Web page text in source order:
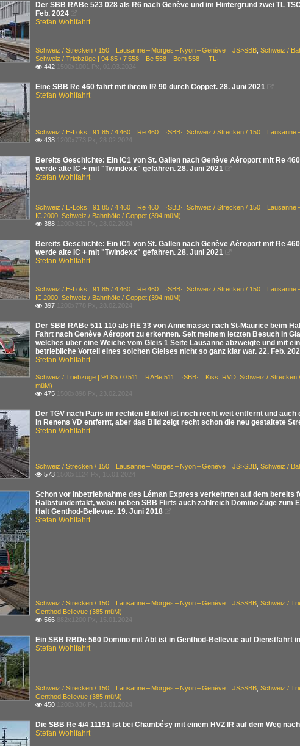
Der SBB RABe 523 028 als R6 nach Genève und im Hintergrund zwei TL
Feb. 2024

Stefan Wohlfahrt
Schweiz / Strecken / 150 Lausanne – Morges – Nyon – Genève JS>SBB Schweiz /
Schweiz / Triebzüge | 94 85 / 7 558 Be 558 Bem 558 ·TL·
 442 1500x1001 Px, 01.03.2024
Eine SBB Re 460 fährt mit ihrem IR 90 durch Coppet. 28. Juni 2021 
Stefan Wohlfahrt
Schweiz / E-Loks | 91 85 / 4 460 Re 460 ·SBB· Schweiz / Strecken / 150 Lausanne
 438 1200x773 Px, 28.02.2024
Bereits Geschichte: Ein IC1 von St. Gallen nach Genève Aéroport mit Re
werde alte IC + mit "Twindexx" gefahren. 28. Juni 2021

Stefan Wohlfahrt
Schweiz / E-Loks | 91 85 / 4 460 Re 460 ·SBB· Schweiz / Strecken / 150 Lausanne
IC 2000 Schweiz / Bahnhöfe / Coppet (394 müM)
 388 1200x822 Px, 28.02.2024
Bereits Geschichte: Ein IC1 von St. Gallen nach Genève Aéroport mit Re
werde alte IC + mit "Twindexx" gefahren. 28. Juni 2021

Stefan Wohlfahrt
Schweiz / E-Loks | 91 85 / 4 460 Re 460 ·SBB· Schweiz / Strecken / 150 Lausanne
IC 2000 Schweiz / Bahnhöfe / Coppet (394 müM)
 397 1200x778 Px, 28.02.2024
Der SBB RABe 511 110 als RE 33 von Annemasse nach St-Maurice beim
Fahrt nach Genève Aéroport zu erkennen. Seit meinem letzten Besuch in
welches über eine Weiche vom Gleis 1 Seite Lausanne abzweigte und mit
betriebliche Vorteil eines solchen Gleises nicht so ganz klar war. 22. Feb.
Stefan Wohlfahrt
Schweiz / Triebzüge | 94 85 / 0 511 RABe 511 ·SBB· Kiss RVD Schweiz /
müM)
 475 1500x898 Px, 23.02.2024
Der TGV nach Paris im rechten Bildteil ist noch recht weit entfernt und
in Renens VD entfernt, aber das Bild zeigt recht schon die neu gestaltete
Stefan Wohlfahrt
Schweiz / Strecken / 150 Lausanne – Morges – Nyon – Genève JS>SBB Schweiz /
 573 1500x1124 Px, 15.01.2024
Schon vor Inbetriebnahme des Léman Express verkehrten auf dem
Halbstundentakt, wobei neben SBB Flirts auch zahlreich Domino Züge
Halt Genthod-Bellevue. 19. Juni 2018

Stefan Wohlfahrt
Schweiz / Strecken / 150 Lausanne – Morges – Nyon – Genève JS>SBB Schweiz /
Genthod Bellevue (385 müM)
 566 882x1200 Px, 15.01.2024
Ein SBB RBDe 560 Domino mit Abt ist in Genthod-Bellevue auf Dienstfahrt
Stefan Wohlfahrt
Schweiz / Strecken / 150 Lausanne – Morges – Nyon – Genève JS>SBB Schweiz /
Genthod Bellevue (385 müM)
 450 1200x836 Px, 15.01.2024
Die SBB Re 4/4 11191 ist bei Chambésy mit einem HVZ IR auf dem Weg
Stefan Wohlfahrt